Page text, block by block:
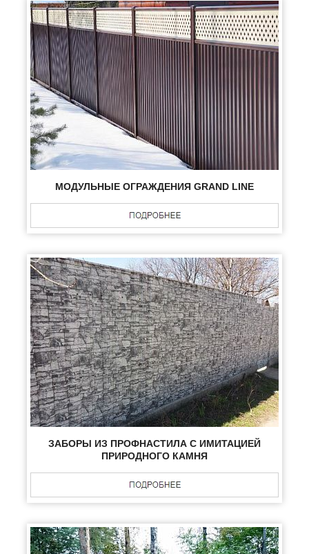
МОДУЛЬНЫЕ ОГРАЖДЕНИЯ GRAND LINE
ЗАБОРЫ ИЗ ПРОФНАСТИЛА С ИМИТАЦИЕЙ
ПРИРОДНОГО КАМНЯ